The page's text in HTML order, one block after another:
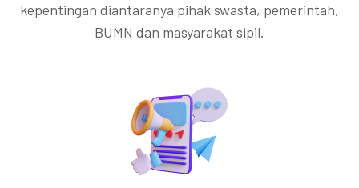
kepentingan diantaranya pihak swasta, pemerintah,
BUMN dan masyarakat sipil.